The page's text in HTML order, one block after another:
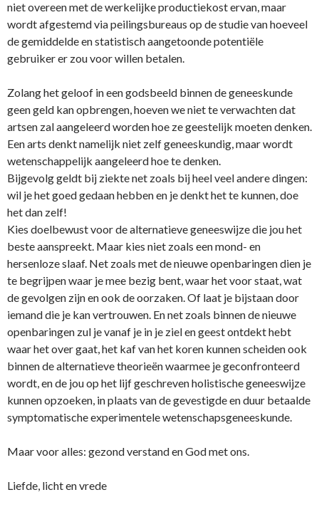
niet overeen met de werkelijke productiekost ervan, maar
wordt afgestemd via peilingsbureaus op de studie van hoeveel
de gemiddelde en statistisch aangetoonde potentiële
gebruiker er zou voor willen betalen.
Zolang het geloof in een godsbeeld binnen de geneeskunde
geen geld kan opbrengen, hoeven we niet te verwachten dat
artsen zal aangeleerd worden hoe ze geestelijk moeten denken.
Een arts denkt namelijk niet zelf geneeskundig, maar wordt
wetenschappelijk aangeleerd hoe te denken.
Bijgevolg geldt bij ziekte net zoals bij heel veel andere dingen:
wil je het goed gedaan hebben en je denkt het te kunnen, doe
het dan zelf!
Kies doelbewust voor de alternatieve geneeswijze die jou het
beste aanspreekt. Maar kies niet zoals een mond- en
hersenloze slaaf. Net zoals met de nieuwe openbaringen dien je
te begrijpen waar je mee bezig bent, waar het voor staat, wat
de gevolgen zijn en ook de oorzaken. Of laat je bijstaan door
iemand die je kan vertrouwen. En net zoals binnen de nieuwe
openbaringen zul je vanaf je in je ziel en geest o­ntdekt hebt
waar het over gaat, het kaf van het koren kunnen scheiden ook
binnen de alternatieve theorieën waarmee je geconfronteerd
wordt, en de jou op het lijf geschreven holistische geneeswijze
kunnen opzoeken, in plaats van de gevestigde en duur betaalde
symptomatische experimentele wetenschapsgeneeskunde.
Maar voor alles: gezond verstand en God met o­ns.
Liefde, licht en vrede